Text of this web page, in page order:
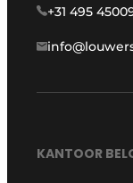
+31 495
KANTOOR